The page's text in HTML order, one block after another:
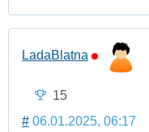
LadaBlatna
15
# 06.01.2025, 06:17